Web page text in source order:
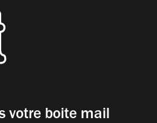
votre boite mail